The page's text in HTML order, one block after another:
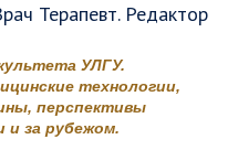
Терапевт. Редактор
УЛГУ.
технологии,
перспективы
и за рубежом.